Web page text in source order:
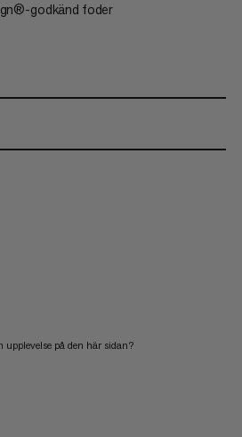
godkänd foder
upplevelse på den här sidan?